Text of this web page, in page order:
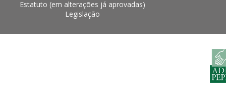
Estatuto (em alterações já aprovadas)
Legislação